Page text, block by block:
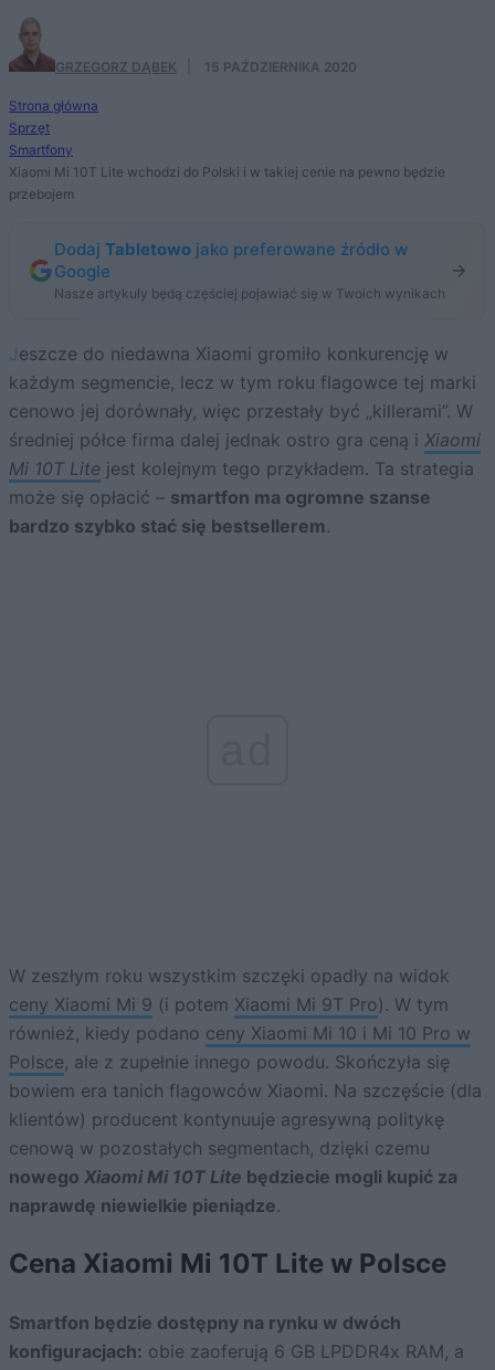
GRZEGORZ DĄBEK 15 PAŹDZIERNIKA 2020
Strona główna
Sprzęt
Smartfony
Xiaomi Mi 10T Lite wchodzi do Polski i w takiej cenie na pewno będzie
przebojem
Dodaj Tabletowo jako preferowane źródło w
Google
Nasze artykuły będą częściej pojawiać się w Twoich wynikach
Jeszcze do niedawna Xiaomi gromiło konkurencję w
każdym segmencie, lecz w tym roku flagowce tej marki
cenowo jej dorównały, więc przestały być „killerami”. W
średniej półce firma dalej jednak ostro gra ceną i Xiaomi
Mi 10T Lite jest kolejnym tego przykładem. Ta strategia
może się opłacić – smartfon ma ogromne szanse
bardzo szybko stać się bestsellerem.
W zeszłym roku wszystkim szczęki opadły na widok
ceny Xiaomi Mi 9 (i potem Xiaomi Mi 9T Pro). W tym
również, kiedy podano ceny Xiaomi Mi 10 i Mi 10 Pro w
Polsce, ale z zupełnie innego powodu. Skończyła się
bowiem era tanich flagowców Xiaomi. Na szczęście (dla
klientów) producent kontynuuje agresywną politykę
cenową w pozostałych segmentach, dzięki czemu
nowego Xiaomi Mi 10T Lite będziecie mogli kupić za
naprawdę niewielkie pieniądze.
Cena Xiaomi Mi 10T Lite w Polsce
Smartfon będzie dostępny na rynku w dwóch
konfiguracjach: obie zaoferują 6 GB LPDDR4x RAM, a